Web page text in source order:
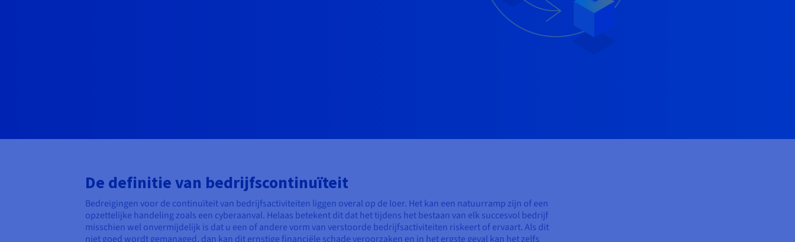
De definitie van bedrijfscontinuïteit
Bedreigingen voor de continuïteit van bedrijfsactiviteiten liggen overal op de loer. Het kan een natuurramp zijn of een
opzettelijke handeling zoals een cyberaanval. Helaas betekent dit dat het tijdens het bestaan van elk succesvol bedrijf
misschien wel onvermijdelijk is dat u een of andere vorm van verstoorde bedrijfsactiviteiten riskeert of ervaart. Als dit
niet goed wordt gemanaged, dan kan dit ernstige financiële schade veroorzaken en in het ergste geval kan het zelfs